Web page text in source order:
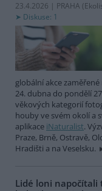
23.4.2026 | PRAHA (
Diskuse: 1
globální akce
24. dubna do pondělí
věkových kategorií
houby ve svém okolí a
aplikace iNaturalist.
Praze, Brně, Ostravě,
Hradišti a na Veselsku.
Lidé loni napočítali